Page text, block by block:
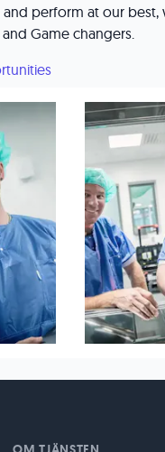
perform at our best,
Game changers.